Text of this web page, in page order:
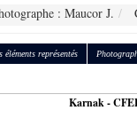
: Maucor J.
représentés